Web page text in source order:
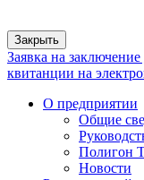
Закрыть
Заявка на заключение
квитанции на
О предприятии
Общие
Полигон
Новости